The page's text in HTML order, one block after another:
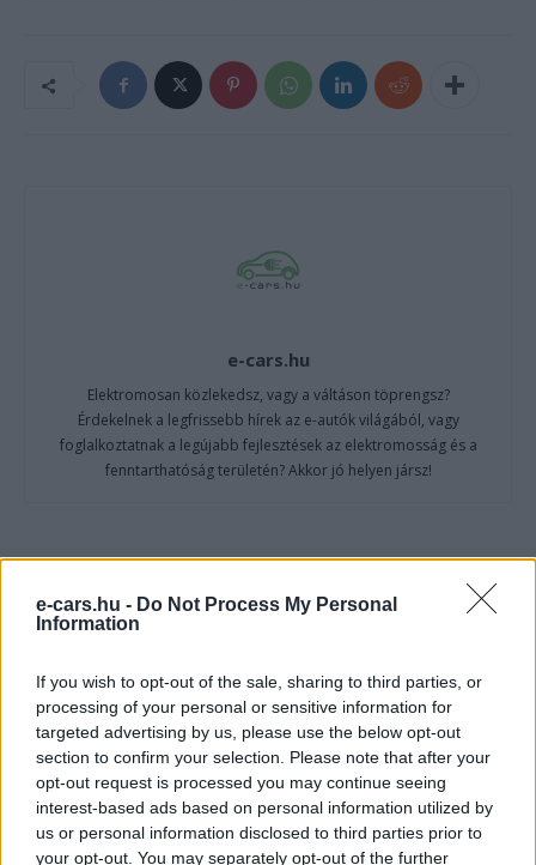
e-cars.hu - Do Not Process My Personal
Information
If you wish to opt-out of the sale, sharing to third parties, or
processing of your personal or sensitive information for
targeted advertising by us, please use the below opt-out
section to confirm your selection. Please note that after your
opt-out request is processed you may continue seeing
interest-based ads based on personal information utilized by
us or personal information disclosed to third parties prior to
your opt-out. You may separately opt-out of the further
e-cars.hu
Elektromosan közlekedsz, vagy a váltáson töprengsz?
Érdekelnek a legfrissebb hírek az e-autók világából, vagy
foglalkoztatnak a legújabb fejlesztések az elektromosság és a
fenntarthatóság területén? Akkor jó helyen jársz!
Akkumulátor
2027-es szilárdtest-akkumulátor-
Elektromos
autó
Hivatalos papírokban bukkant fel a
Smart #2 – kiderült az ár és a
végsebesség is